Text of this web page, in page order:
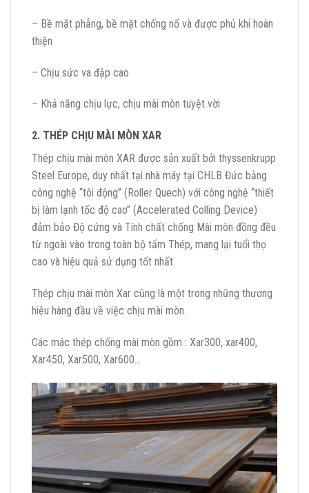
– Bề mặt phẳng, bề mặt chống nổ và được phủ khi hoàn
thiện
– Chịu sức va đập cao
– Khả năng chịu lực, chịu mài mòn tuyệt vời
2. THÉP CHỊU MÀI MÒN XAR
Thép chịu mài mòn XAR được sản xuất bởi thyssenkrupp
Steel Europe, duy nhất tại nhà máy tại CHLB Đức bằng
công nghệ “tôi động” (Roller Quech) với công nghệ “thiết
bị làm lạnh tốc độ cao” (Accelerated Colling Device)
đảm bảo Độ cứng và Tính chất chống Mài mòn đồng đều
từ ngoài vào trong toàn bộ tấm Thép, mang lại tuổi thọ
cao và hiệu quả sử dụng tốt nhất.
Thép chịu mài mòn Xar cũng là một trong những thương
hiệu hàng đầu về việc chịu mài mòn.
Các mác thép chống mài mòn gồm : Xar300, xar400,
Xar450, Xar500, Xar600…